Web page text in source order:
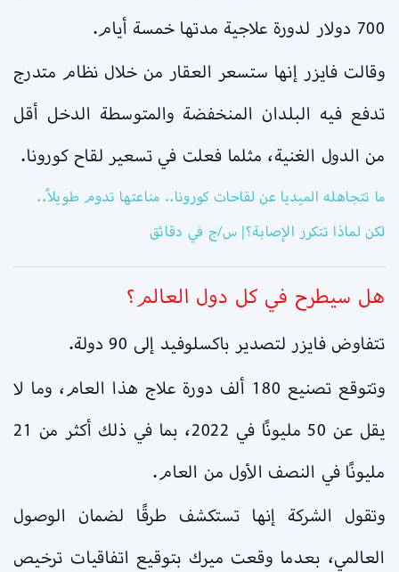
700 دولار لدورة علاجية مدتها خمسة أيام.
وقالت فايزر إنها ستسعر العقار من خلال نظام متدرج
تدفع فيه البلدان المنخفضة والمتوسطة الدخل أقل
من الدول الغنية، مثلما فعلت في تسعير لقاح كورونا.
ما تتجاهله الميديا عن لقاحات كورونا.. مناعتها تدوم طويلاً..
لكن لماذا تتكرر الإصابة؟| س/ج في دقائق
هل سيطرح في كل دول العالم؟
تتفاوض فايزر لتصدير باكسلوفيد إلى 90 دولة.
وتتوقع تصنيع 180 ألف دورة علاج هذا العام، وما لا
يقل عن 50 مليونًا في 2022، بما في ذلك أكثر من 21
مليونًا في النصف الأول من العام.
وتقول الشركة إنها تستكشف طرقًا لضمان الوصول
العالمي، بعدما وقعت ميرك بتوقيع اتفاقيات ترخيص